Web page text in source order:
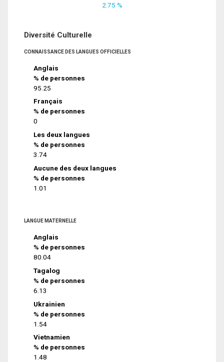
2.75 %
Diversité Culturelle
CONNAISSANCE DES LANGUES OFFICIELLES
Anglais
% de personnes
95.25
Français
% de personnes
0
Les deux langues
% de personnes
3.74
Aucune des deux langues
% de personnes
1.01
LANGUE MATERNELLE
Anglais
% de personnes
80.04
Tagalog
% de personnes
6.13
Ukrainien
% de personnes
1.54
Vietnamien
% de personnes
1.48